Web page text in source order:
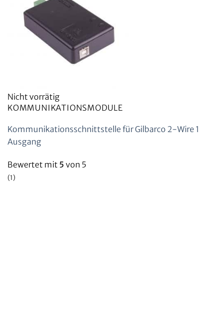
Nicht vorrätig
KOMMUNIKATIONSMODULE
Kommunikationsschnittstelle für Gilbarco 2-Wire 1
Ausgang
Bewertet mit 5 von 5
(1)